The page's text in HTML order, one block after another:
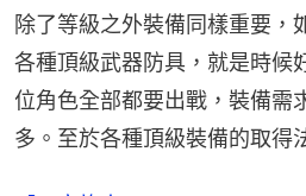
除了等級之外裝備同樣重要，
各種頂級武器防具，就是時候
位角色全部都要出戰，裝備需
多。至於各種頂級裝備的取得